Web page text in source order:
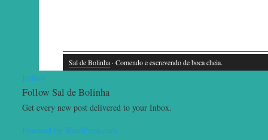
Sal de Bolinha· Comendo e escrevendo de boca cheia.
Follow
Follow Sal de Bolinha
Get every new post delivered to your Inbox.
Powered by WordPress.com